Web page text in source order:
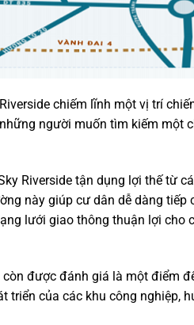
chiếm lĩnh một vị trí
người muốn tìm kiếm một
Riverside tận dụng lợi thế từ
này giúp cư dân dễ dàng
lưới giao thông thuận lợi cho
còn được đánh giá là một điểm
của các khu công nghiệp,